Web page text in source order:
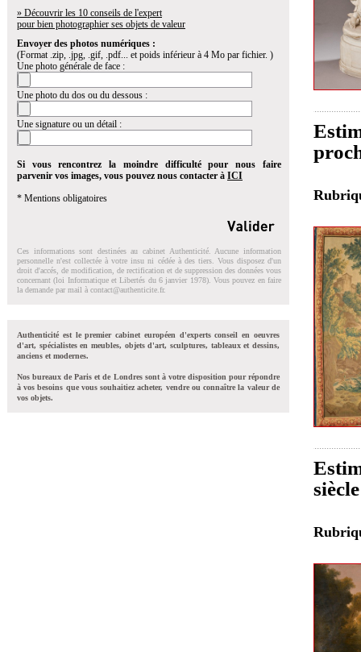
» Découvrir les 10 conseils de l'expert
pour bien photographier ses objets de valeur
Envoyer des photos numériques :
(Format .zip, .jpg, .gif, .pdf... et poids inférieur à 4 Mo par fichier. )
Une photo générale de face :
Une photo du dos ou du dessous :
Une signature ou un détail :
Si vous rencontrez la moindre difficulté pour nous faire
parvenir vos images, vous pouvez nous contacter à ICI
* Mentions obligatoires
Ces informations sont destinées au cabinet Authenticité. Aucune information
personnelle n'est collectée à votre insu ni cédée à des tiers. Vous disposez d'un
droit d'accés, de modification, de rectification et de suppression des données vous
concernant (loi Informatique et Libertés du 6 janvier 1978). Vous pouvez en faire
la demande par mail à contact@authenticite.fr.
Authenticité est le premier cabinet européen d'experts conseil en oeuvres
d'art, spécialistes en meubles, objets d'art, sculptures, tableaux et dessins,
anciens et modernes.
Nos bureaux de Paris et de Londres sont à votre disposition pour répondre
à vos besoins que vous souhaitiez acheter, vendre ou connaître la valeur de
vos objets.